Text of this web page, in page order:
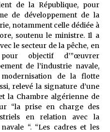
de la République, pour
de développement de la
notamment celle dédiée à
soutenu le ministre. Il a
le secteur de la pêche, en
objectif d’”œuvrer
de l’industrie navale,
de la flotte
relevé la signature d’une
la Chambre algérienne de
“la prise en charge des
en relation avec la
“. “Les cadres et les